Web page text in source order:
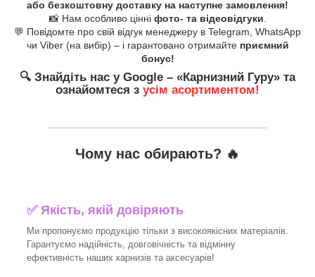
або безкоштовну доставку на наступне замовлення!
📸 Нам особливо цінні фото- та відеовідгуки.
💬 Повідомте про свій відгук менеджеру в Telegram, WhatsApp
чи Viber (на вибір) – і гарантовано отримайте приємний
бонус!
🔍 Знайдіть нас у Google – «Карнизний Гуру» та
ознайомтеся з усім асортиментом!
Чому нас обирають? 🔥
✅Якість, якій довіряють
Ми пропонуємо продукцію тільки з високоякісних матеріалів.
Гарантуємо надійність, довговічність та відмінну
ефективність наших карнизів та аксесуарів!​